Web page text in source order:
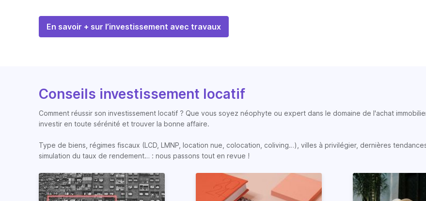
En savoir + sur l’investissement avec travaux
Conseils investissement locatif
Comment réussir son investissement locatif ? Que vous soyez néophyte ou expert dans le domaine de l'achat
investir en toute sérénité et trouver la bonne affaire.
Type de biens, régimes fiscaux (LCD, LMNP, location nue, colocation, coliving…), villes à privilégier, dernières
simulation du taux de rendement… : nous passons tout en revue !